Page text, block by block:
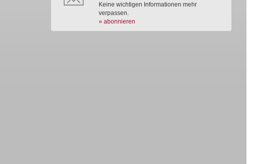
Keine wichtigen Informationen mehr
verpassen.
» abonnieren